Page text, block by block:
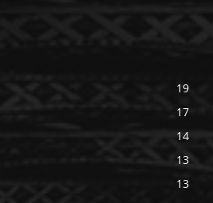
19
17
14
13
13